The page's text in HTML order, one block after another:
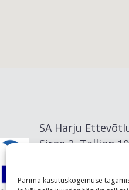
Parima kasutuskogemuse
SA Harju
Sirge 2, Tallinn